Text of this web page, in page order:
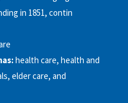
in 1851, contin
health care, health and
elder care, and